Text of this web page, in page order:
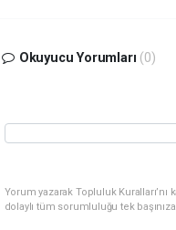
Okuyucu Yorumları (0)
Yorum yazarak Topluluk
dolaylı tüm sorumluluğu tek